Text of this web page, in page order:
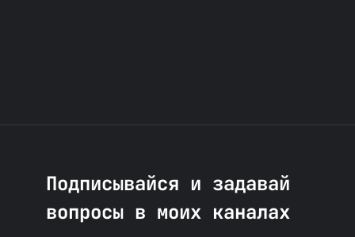
Подписывайся и задавай
вопросы в моих каналах